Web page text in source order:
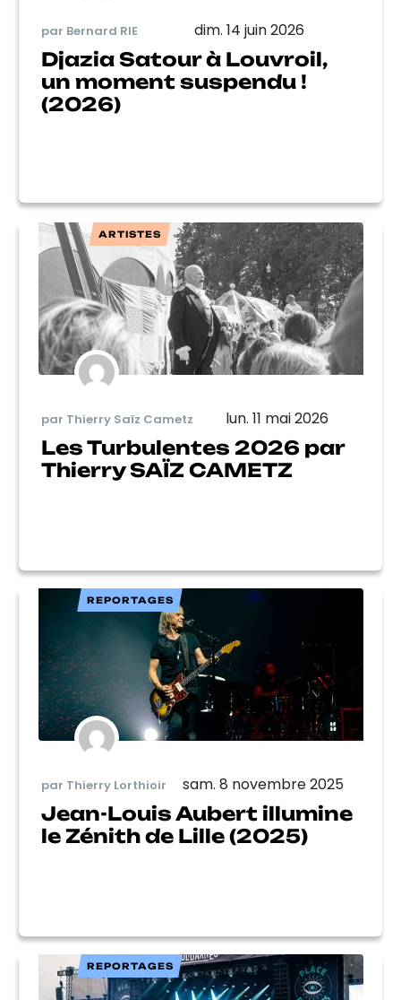
par Bernard RIE dim. 14 juin 2026
Djazia Satour à Louvroil,
un moment suspendu !
(2026)
ARTISTES
par Thierry Saïz Cametz lun. 11 mai 2026
Les Turbulentes 2026 par
Thierry SAÏZ CAMETZ
REPORTAGES
par Thierry Lorthioir sam. 8 novembre 2025
Jean-Louis Aubert illumine
le Zénith de Lille (2025)
REPORTAGES